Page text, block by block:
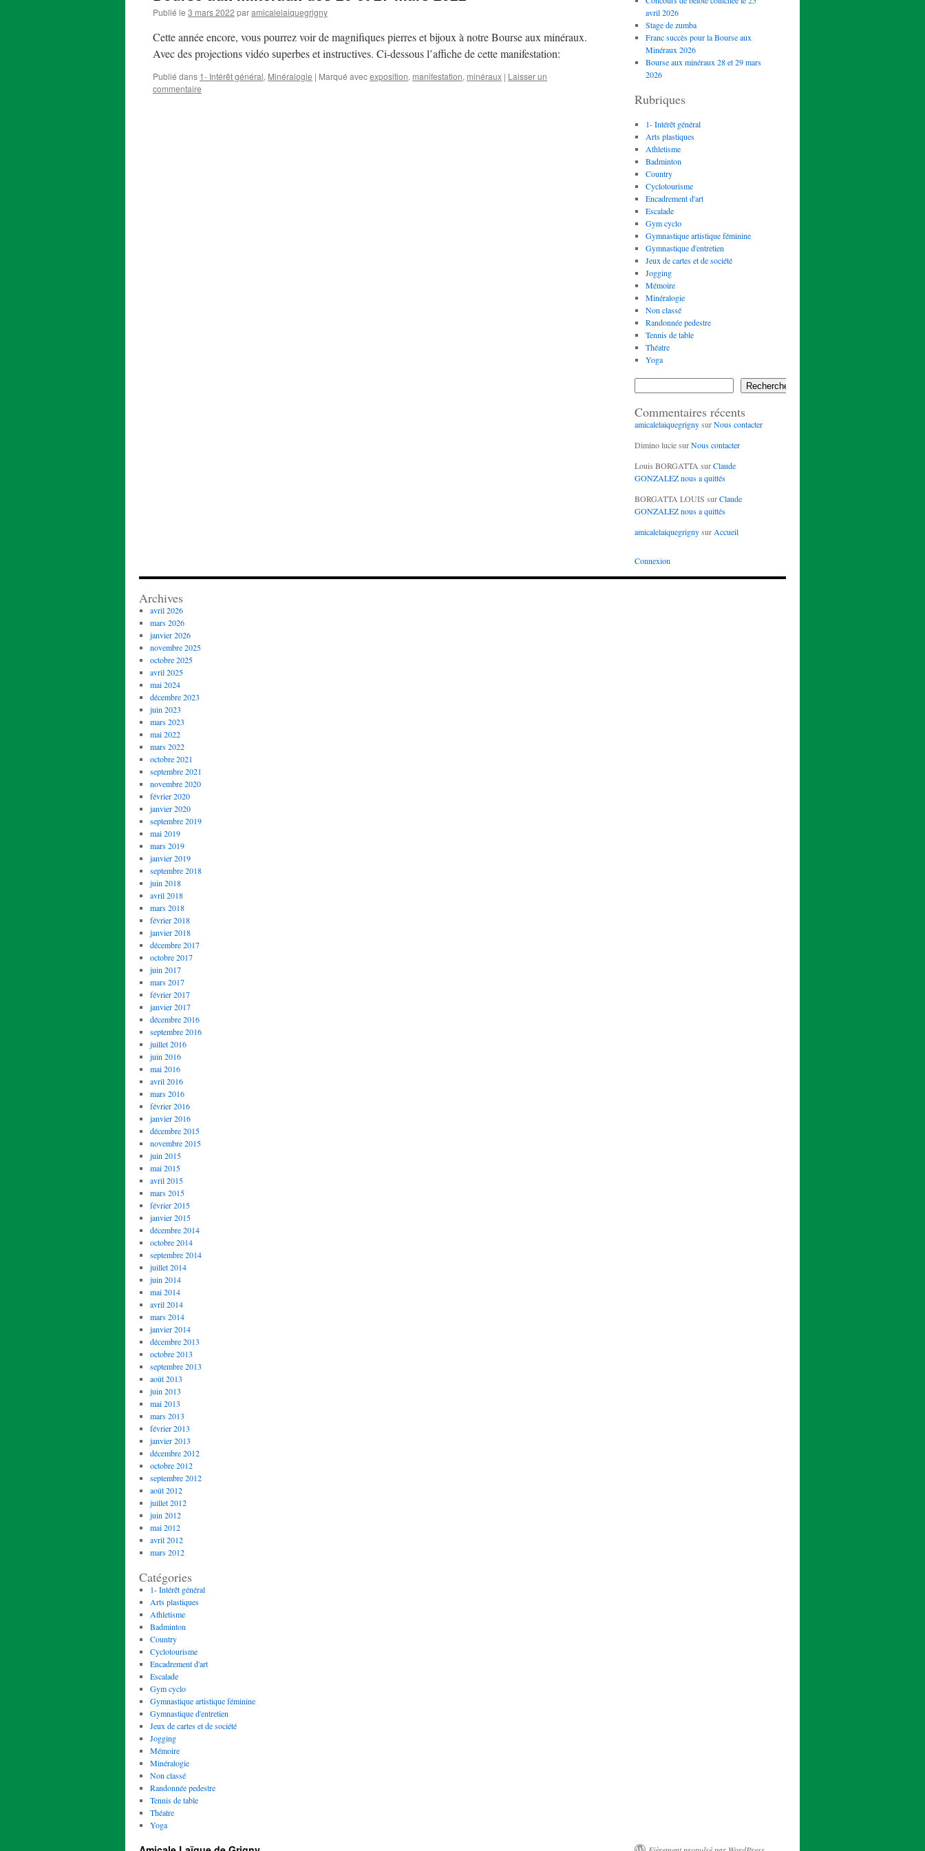
Publié le 3 mars 2022 paramicalelaiquegrigny
Cette année encore, vous pourrez voir de magnifiques pierres et bijoux à notre Bourse aux minéraux.
Avec des projections vidéo superbes et instructives. Ci-dessous l’affiche de cette manifestation:
Publié dans 1- Intérêt général, Minéralogie | Marqué avecexposition, manifestation, minéraux | Laisser un
commentaire
avril 2026
Stage de zumba
Franc succès pour la Bourse aux
Minéraux 2026
Bourse aux minéraux 28 et 29 mars
2026
Rubriques
1- Intérêt général
Arts plastiques
Athletisme
Badminton
Country
Cyclotourisme
Encadrement d'art
Escalade
Gym cyclo
Gymnastique artistique féminine
Gymnastique d'entretien
Jeux de cartes et de société
Jogging
Mémoire
Minéralogie
Non classé
Randonnée pedestre
Tennis de table
Théatre
Yoga
Rechercher
Commentaires récents
amicalelaiquegrignysurNous contacter
Dimino luciesurNous contacter
Louis BORGATTA surClaude
GONZALEZ nous a quittés
BORGATTA LOUIS surClaude
GONZALEZ nous a quittés
amicalelaiquegrignysur Accueil
Connexion
Archives
avril 2026
mars 2026
janvier 2026
novembre 2025
octobre 2025
avril 2025
mai 2024
décembre 2023
juin 2023
mars 2023
mai 2022
mars 2022
octobre 2021
septembre 2021
novembre 2020
février 2020
janvier 2020
septembre 2019
mai 2019
mars 2019
janvier 2019
septembre 2018
juin 2018
avril 2018
mars 2018
février 2018
janvier 2018
décembre 2017
octobre 2017
juin 2017
mars 2017
février 2017
janvier 2017
décembre 2016
septembre 2016
juillet 2016
juin 2016
mai 2016
avril 2016
mars 2016
février 2016
janvier 2016
décembre 2015
novembre 2015
juin 2015
mai 2015
avril 2015
mars 2015
février 2015
janvier 2015
décembre 2014
octobre 2014
septembre 2014
juillet 2014
juin 2014
mai 2014
avril 2014
mars 2014
janvier 2014
décembre 2013
octobre 2013
septembre 2013
août 2013
juin 2013
mai 2013
mars 2013
février 2013
janvier 2013
décembre 2012
octobre 2012
septembre 2012
août 2012
juillet 2012
juin 2012
mai 2012
avril 2012
mars 2012
Catégories
1- Intérêt général
Arts plastiques
Athletisme
Badminton
Country
Cyclotourisme
Encadrement d'art
Escalade
Gym cyclo
Gymnastique artistique féminine
Gymnastique d'entretien
Jeux de cartes et de société
Jogging
Mémoire
Minéralogie
Non classé
Randonnée pedestre
Tennis de table
Théatre
Yoga